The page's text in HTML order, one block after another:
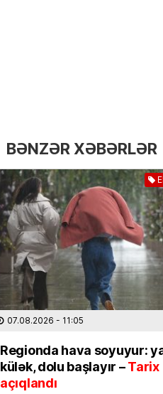
BƏNZƏR XƏBƏRLƏR
07.08.2026 - 11:05
Regionda hava soyuyur:
külək, dolu başlayır –Tarix
açıqlandı